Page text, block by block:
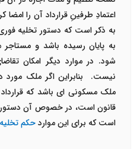
اعتمادِ طرفینِ قرارداد آن را امضا
به ذکر است که دستور تخلیه
به پایان رسیده باشد و
شود. در موارد دیگر امکان
نیست. بنابراین اگر ملک مورد
ملک مسکونی ای باشد که
قانون است، در خصوص آن دستور
است که برای این مواردحکم تخلیه